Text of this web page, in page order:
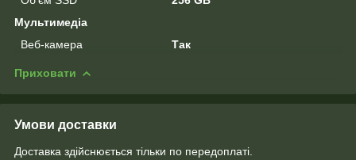
Мультимедіа
Веб-камера
Так
Приховати
Умови доставки
Доставка здійснюється тільки по передоплаті.